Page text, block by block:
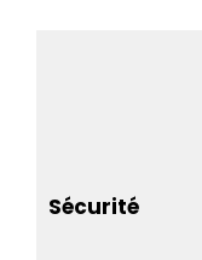
Sécurité